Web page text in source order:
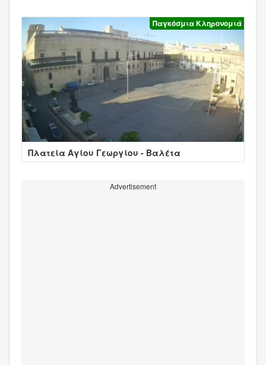
Παγκόσμια Κληρονομιά
Πλατεία Αγίου Γεωργίου - Βαλέτα
Advertisement